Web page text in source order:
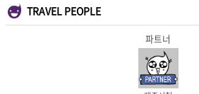
TRAVEL PEOPLE
파트너